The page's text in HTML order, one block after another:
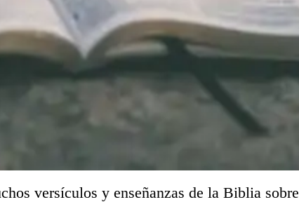
versículos y enseñanzas de la Biblia sobre